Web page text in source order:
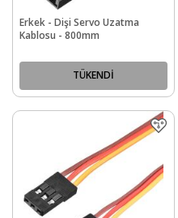
Erkek - Dişi Servo Uzatma
Kablosu - 800mm
TÜKENDİ